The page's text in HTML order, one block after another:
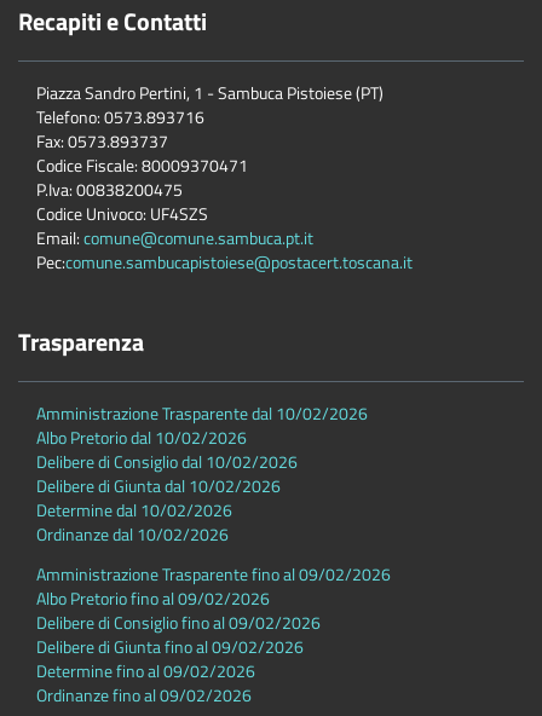
Recapiti e Contatti
Piazza Sandro Pertini, 1 - Sambuca Pistoiese (PT)
Telefono: 0573.893716
Fax: 0573.893737
Codice Fiscale: 80009370471
P.Iva: 00838200475
Codice Univoco: UF4SZS
Email:comune@comune.sambuca.pt.it
Pec:comune.sambucapistoiese@postacert.toscana.it
Trasparenza
Amministrazione Trasparente dal 10/02/2026
Albo Pretorio dal 10/02/2026
Delibere di Consiglio dal 10/02/2026
Delibere di Giunta dal 10/02/2026
Determine dal 10/02/2026
Ordinanze dal 10/02/2026
Amministrazione Trasparente fino al 09/02/2026
Albo Pretorio fino al 09/02/2026
Delibere di Consiglio fino al 09/02/2026
Delibere di Giunta fino al 09/02/2026
Determine fino al 09/02/2026
Ordinanze fino al 09/02/2026